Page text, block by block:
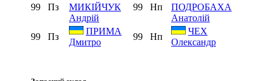
99 Пз
МИКІЙЧУК
Андрій
99 Нп
ПОДРОБАХА
Анатолій
99
Пз
ПРИМА
Дмитро
99 Нп
ЧЕХ
Олександр